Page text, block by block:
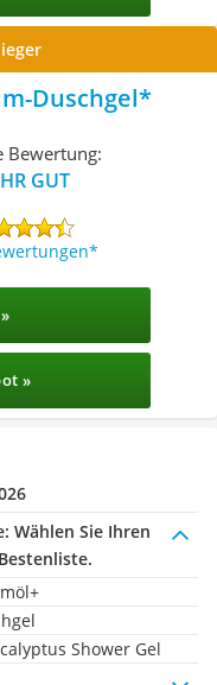
Duschgel
Bewertung:
GUT
»
Wählen Sie Ihren
Shower Gel